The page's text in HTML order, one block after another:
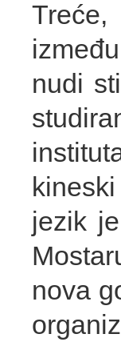
nudi
jezik
nova